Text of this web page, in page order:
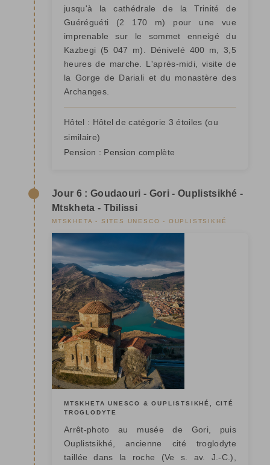
jusqu'à la cathédrale de la Trinité de
Guéréguéti (2 170 m) pour une vue
imprenable sur le sommet enneigé du
Kazbegi (5 047 m). Dénivelé 400 m, 3,5
heures de marche. L'après-midi, visite de
la Gorge de Dariali et du monastère des
Archanges.
Hôtel : Hôtel de catégorie 3 étoiles (ou
similaire)
Pension : Pension complète
Jour 6 : Goudaouri - Gori - Ouplistsikhé -
Mtskheta - Tbilissi
MTSKHETA - SITES UNESCO - OUPLISTSIKHÉ
MTSKHETA UNESCO & OUPLISTSIKHÉ, CITÉ
TROGLODYTE
Arrêt-photo au musée de Gori, puis
Ouplistsikhé, ancienne cité troglodyte
taillée dans la roche (Ve s. av. J.-C.),